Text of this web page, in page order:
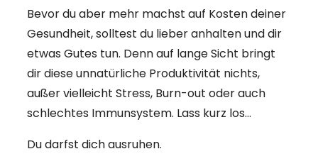
Bevor du aber mehr machst auf Kosten deiner
Gesundheit, solltest du lieber anhalten und dir
etwas Gutes tun. Denn auf lange Sicht bringt
dir diese unnatürliche Produktivität nichts,
außer vielleicht Stress, Burn-out oder auch
schlechtes Immunsystem. Lass kurz los…
Du darfst dich ausruhen.